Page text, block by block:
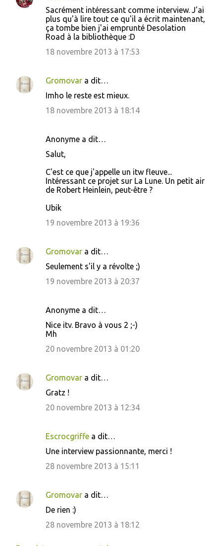
Sacrément intéressant comme interview. J'ai
plus qu'à lire tout ce qu'il a écrit maintenant,
ça tombe bien j'ai emprunté Desolation
Road à la bibliothèque :D
18 novembre 2013 à 17:53
Gromovar a dit…
Imho le reste est mieux.
18 novembre 2013 à 18:14
Anonyme a dit…
Salut,
C'est ce que j'appelle un itw fleuve...
Intéressant ce projet sur La Lune. Un petit air
de Robert Heinlein, peut-être ?
Ubik
19 novembre 2013 à 19:36
Gromovar a dit…
Seulement s'il y a révolte ;)
19 novembre 2013 à 20:37
Anonyme a dit…
Nice itv. Bravo à vous 2 ;-)
Mh
20 novembre 2013 à 01:20
Gromovar a dit…
Gratz !
20 novembre 2013 à 12:34
Escrocgriffe a dit…
Une interview passionnante, merci !
28 novembre 2013 à 15:11
Gromovar a dit…
De rien :)
28 novembre 2013 à 18:12